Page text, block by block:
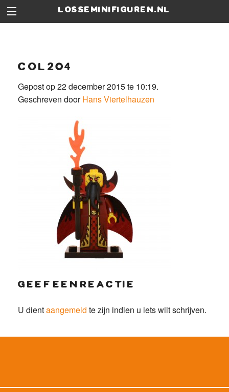
losseminifiguren.nl
col204
Gepost op 22 december 2015 te 10:19.
Geschreven doorHans Viertelhauzen
geef een reactie
U dientaangemeld te zijn indien u iets wilt schrijven.